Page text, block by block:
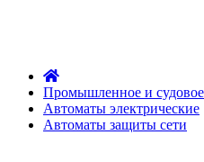
Промышленное и
Автоматы электрические
Автоматы защиты сети